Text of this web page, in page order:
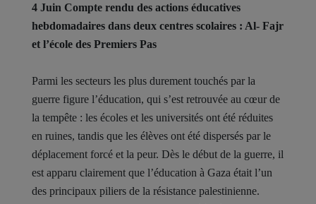
4 Juin Compte rendu des actions éducatives
hebdomadaires dans deux centres scolaires : Al- Fajr
et l’école des Premiers Pas
Parmi les secteurs les plus durement touchés par la
guerre figure l’éducation, qui s’est retrouvée au cœur de
la tempête : les écoles et les universités ont été réduites
en ruines, tandis que les élèves ont été dispersés par le
déplacement forcé et la peur. Dès le début de la guerre, il
est apparu clairement que l’éducation à Gaza était l’un
des principaux piliers de la résistance palestinienne.